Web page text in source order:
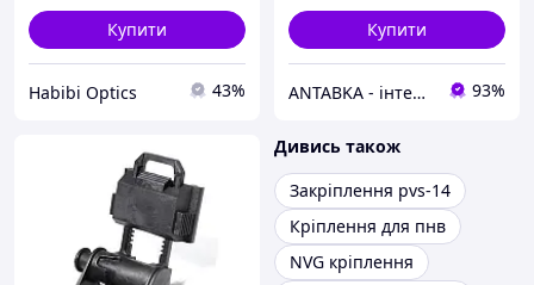
Купити
Habibi Optics 43%
Dovetail
Купити
ANTABKA - інтернет магазин 93%
Дивись також
Закріплення pvs-14
Кріплення для пнв
NVG кріплення